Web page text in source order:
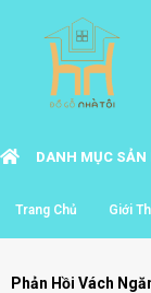
DANH MỤC SẢN
Trang Chủ Giới
Phản Hồi Vách